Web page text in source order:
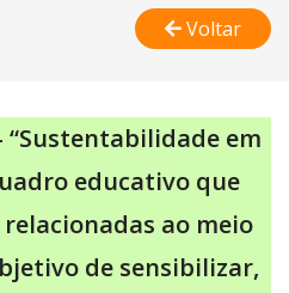
Voltar
“Sustentabilidade em
educativo que
ao meio
de sensibilizar,